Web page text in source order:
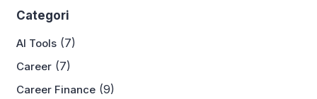
Categori
AI Tools (7)
Career (7)
Career Finance (9)